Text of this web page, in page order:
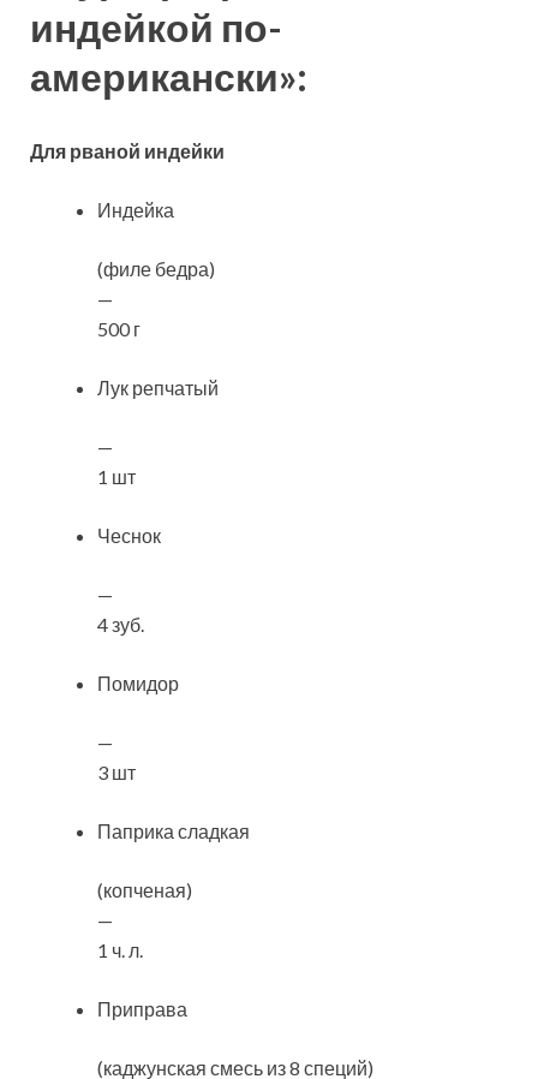
индейкой по-
американски»:
Для рваной индейки
Индейка
(филе бедра)
—
500 г
Лук репчатый
—
1 шт
Чеснок
—
4 зуб.
Помидор
—
3 шт
Паприка сладкая
(копченая)
—
1 ч. л.
Приправа
(каджунская смесь из 8 специй)